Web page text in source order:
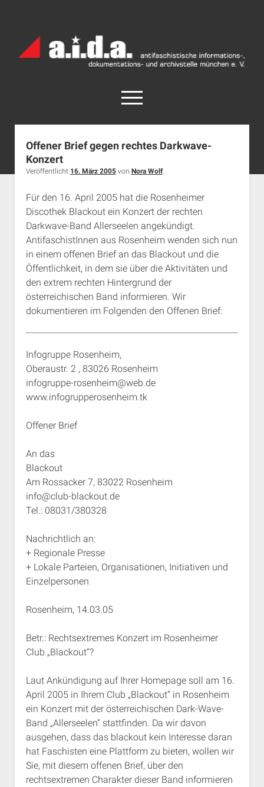
Archiv
München
open
menu
facebook
rss info@aida-archiv.de
Termine
open
dropdown
menu
Antifaschistische Termine im Süden
Antifaschistische Termine in München
Rechte Termine im Süden
Rechte Termine München
Chronologie
Das Archiv
dropdown
menu
a.i.d.a. e. V. unterstützen
Über a.i.d.a.
RSS-Feeds, Twitter & Facebook
Bibliothek
Impressum
Offener Brief gegen rechtes Darkwave-
Konzert
Veröffentlicht 16. März 2005von Nora Wolf.
Für den 16. April 2005 hat die Rosenheimer
Discothek Blackout ein Konzert der rechten
Darkwave-Band Allerseelen angekündigt.
AntifaschistInnen aus Rosenheim wenden sich nun
in einem offenen Brief an das Blackout und die
Öffentlichkeit, in dem sie über die Aktivitäten und
den extrem rechten Hintergrund der
österreichischen Band informieren. Wir
dokumentieren im Folgenden den Offenen Brief:
Infogruppe Rosenheim,
Oberaustr. 2 , 83026 Rosenheim
infogruppe-rosenheim@web.de
www.infogrupperosenheim.tk
Offener Brief
An das
Blackout
Am Rossacker 7, 83022 Rosenheim
info@club-blackout.de
Tel.: 08031/380328
Nachrichtlich an:
+ Regionale Presse
+ Lokale Parteien, Organisationen, Initiativen und
Einzelpersonen
Rosenheim, 14.03.05
Betr.: Rechtsextremes Konzert im Rosenheimer
Club „Blackout“?
Laut Ankündigung auf Ihrer Homepage soll am 16.
April 2005 in Ihrem Club „Blackout“ in Rosenheim
ein Konzert mit der österreichischen Dark-Wave-
Band „Allerseelen“ stattfinden. Da wir davon
ausgehen, dass das blackout kein Interesse daran
hat Faschisten eine Plattform zu bieten, wollen wir
Sie, mit diesem offenen Brief, über den
rechtsextremen Charakter dieser Band informieren